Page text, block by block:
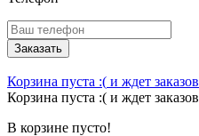
Заказать
Корзина пуста :( и ждет заказов
Корзина пуста :( и ждет заказов
В корзине пусто!